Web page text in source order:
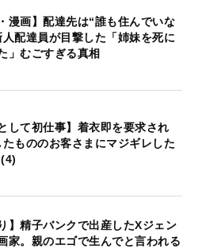
漫画】配達先は“誰も住んでいな
配達員が目撃した「姉妹を死に
」むごすぎる真相
して初仕事】着衣即を要求され
もののお客さまにマジギレした
】精子バンクで出産したXジェン
家。親のエゴで生んでと言われる